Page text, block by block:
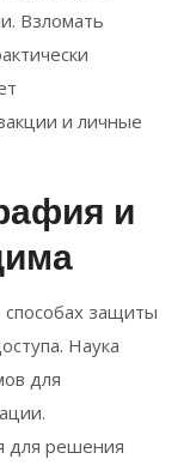
Взломать
и личные
и
способах защиты
Наука
для
для решения